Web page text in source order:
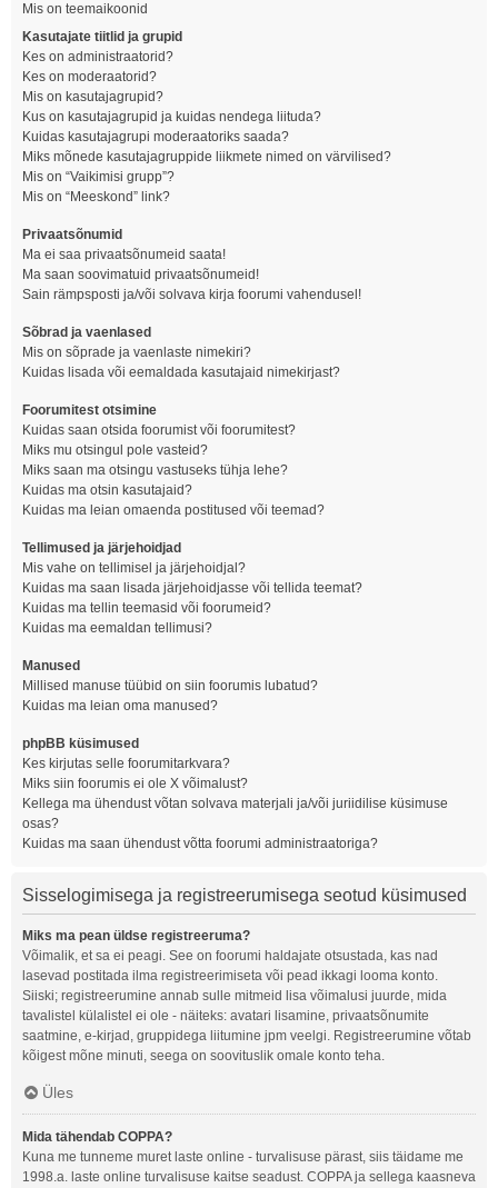
Mis on teemaikoonid
Kasutajate tiitlid ja grupid
Kes on administraatorid?
Kes on moderaatorid?
Mis on kasutajagrupid?
Kus on kasutajagrupid ja kuidas nendega liituda?
Kuidas kasutajagrupi moderaatoriks saada?
Miks mõnede kasutajagruppide liikmete nimed on värvilised?
Mis on “Vaikimisi grupp”?
Mis on “Meeskond” link?
Privaatsõnumid
Ma ei saa privaatsõnumeid saata!
Ma saan soovimatuid privaatsõnumeid!
Sain rämpsposti ja/või solvava kirja foorumi vahendusel!
Sõbrad ja vaenlased
Mis on sõprade ja vaenlaste nimekiri?
Kuidas lisada või eemaldada kasutajaid nimekirjast?
Foorumitest otsimine
Kuidas saan otsida foorumist või foorumitest?
Miks mu otsingul pole vasteid?
Miks saan ma otsingu vastuseks tühja lehe?
Kuidas ma otsin kasutajaid?
Kuidas ma leian omaenda postitused või teemad?
Tellimused ja järjehoidjad
Mis vahe on tellimisel ja järjehoidjal?
Kuidas ma saan lisada järjehoidjasse või tellida teemat?
Kuidas ma tellin teemasid või foorumeid?
Kuidas ma eemaldan tellimusi?
Manused
Millised manuse tüübid on siin foorumis lubatud?
Kuidas ma leian oma manused?
phpBB küsimused
Kes kirjutas selle foorumitarkvara?
Miks siin foorumis ei ole X võimalust?
Kellega ma ühendust võtan solvava materjali ja/või juriidilise küsimuse
osas?
Kuidas ma saan ühendust võtta foorumi administraatoriga?
Sisselogimisega ja registreerumisega seotud küsimused
Miks ma pean üldse registreeruma?
Võimalik, et sa ei peagi. See on foorumi haldajate otsustada, kas nad
lasevad postitada ilma registreerimiseta või pead ikkagi looma konto.
Siiski; registreerumine annab sulle mitmeid lisa võimalusi juurde, mida
tavalistel külalistel ei ole - näiteks: avatari lisamine, privaatsõnumite
saatmine, e-kirjad, gruppidega liitumine jpm veelgi. Registreerumine võtab
kõigest mõne minuti, seega on soovituslik omale konto teha.
Üles
Mida tähendab COPPA?
Kuna me tunneme muret laste online - turvalisuse pärast, siis täidame me
1998.a. laste online turvalisuse kaitse seadust. COPPA ja sellega kaasneva